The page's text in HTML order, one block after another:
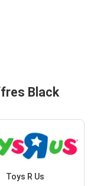
Black
Toys R Us